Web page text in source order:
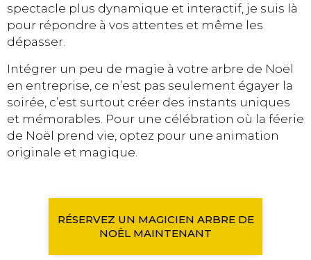
spectacle plus dynamique et interactif, je suis là
pour répondre à vos attentes et même les
dépasser.
Intégrer un peu de magie à votre arbre de Noël
en entreprise, ce n’est pas seulement égayer la
soirée, c’est surtout créer des instants uniques
et mémorables. Pour une célébration où la féerie
de Noël prend vie, optez pour une animation
originale et magique.
RÉSERVEZ UN MAGICIEN ARBRE DE
NOËL MAINTENANT